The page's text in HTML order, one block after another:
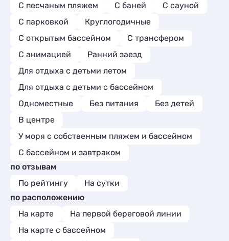
С песчаным пляжем
С баней
С сауной
С парковкой
Круглогодичные
С открытым бассейном
С трансфером
С анимацией
Ранний заезд
Для отдыха с детьми летом
Для отдыха с детьми с бассейном
Одноместные
Без питания
Без детей
В центре
У моря с собственным пляжем и бассейном
С бассейном и завтраком
по отзывам
По рейтингу
На сутки
по расположению
На карте
На первой береговой линии
На карте с бассейном